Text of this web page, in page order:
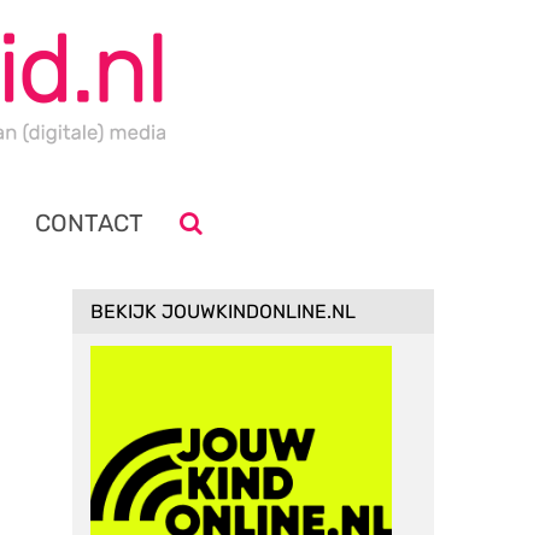
CONTACT
BEKIJK JOUWKINDONLINE.NL